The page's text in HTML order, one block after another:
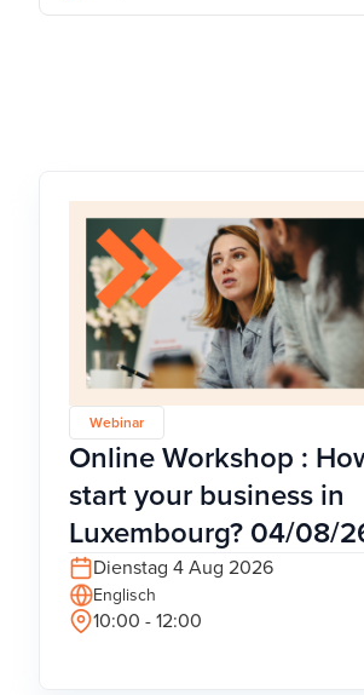
Webinar
Online Workshop :
start your business in
Luxembourg? 04/08/
Dienstag 4 Aug 2026
Englisch
10:00 - 12:00